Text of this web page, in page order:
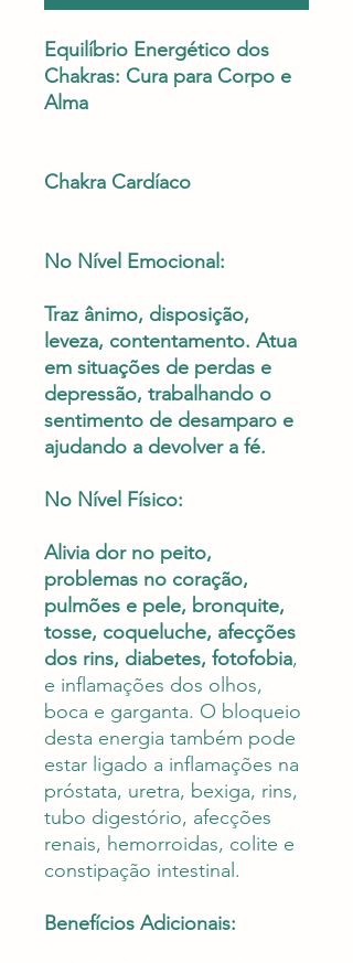
Equilíbrio Energético dos
Chakras: Cura para Corpo e
Alma
Chakra Cardíaco
No Nível Emocional:
Traz ânimo, disposição,
leveza, contentamento. Atua
em situações de perdas e
depressão, trabalhando o
sentimento de desamparo e
ajudando a devolver a fé.
No Nível Físico:
Alivia dor no peito,
problemas no coração,
pulmões e pele, bronquite,
tosse, coqueluche, afecções
dos rins, diabetes, fotofobia,
e inflamações dos olhos,
boca e garganta. O bloqueio
desta energia também pode
estar ligado a inflamações na
próstata, uretra, bexiga, rins,
tubo digestório, afecções
renais, hemorroidas, colite e
constipação intestinal.
Benefícios Adicionais: